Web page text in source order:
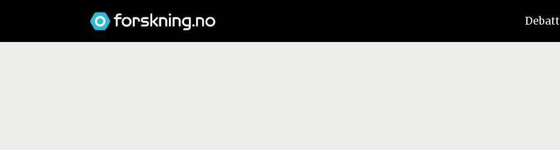
Debatt